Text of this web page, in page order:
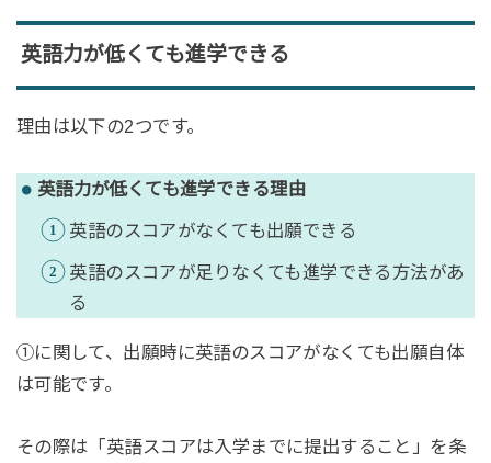
英語力が低くても進学できる
理由は以下の2つです。
英語力が低くても進学できる理由
英語のスコアがなくても出願できる
英語のスコアが足りなくても進学できる方法があ
る
①に関して、出願時に英語のスコアがなくても出願自体
は可能です。
その際は「英語スコアは入学までに提出すること」を条